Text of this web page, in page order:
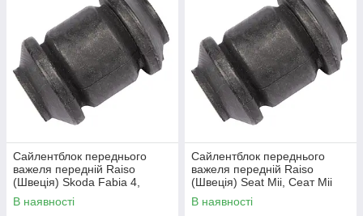
Сайлентблок переднього
важеля передній Raiso
(Швеція) Skoda Fabia 4,
Шкода Фабія 4 21- #RL-
1J0182V UAJJVOC4
В наявності
Сайлентблок переднього
важеля передній Raiso
(Швеція) Seat Mii, Сеат Міі
11-19 #RL-1J0182V
UAAVQUI4
В наявності